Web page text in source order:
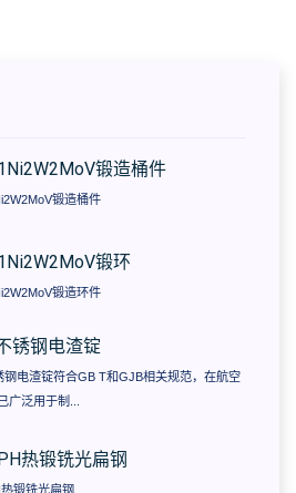
锻造桶件
锻造桶件
锻环
锻造环件
锈钢电渣锭
钢电渣锭符合GB T和GJB相关规范，在航空
广泛用于制...
热锻铣光扁钢
锻铣光扁钢